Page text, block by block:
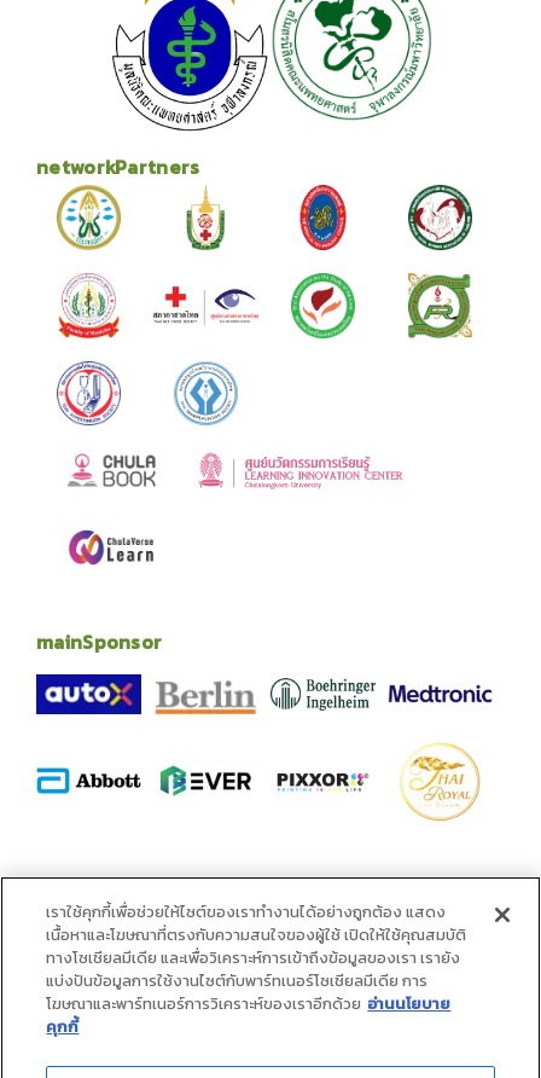
networkPartners
mainSponsor
alliance
เราใช้คุกกี้เพื่อช่วยให้ไซต์ของเราทำงานได้อย่างถูกต้อง แสดง
เนื้อหาและโฆษณาที่ตรงกับความสนใจของผู้ใช้ เปิดให้ใช้คุณสมบัติ
ทางโซเชียลมีเดีย และเพื่อวิเคราะห์การเข้าถึงข้อมูลของเรา เรายัง
แบ่งปันข้อมูลการใช้งานไซต์กับพาร์ทเนอร์โซเชียลมีเดีย การ
โฆษณาและพาร์ทเนอร์การวิเคราะห์ของเราอีกด้วย อ่านนโยบาย
คุกกี้